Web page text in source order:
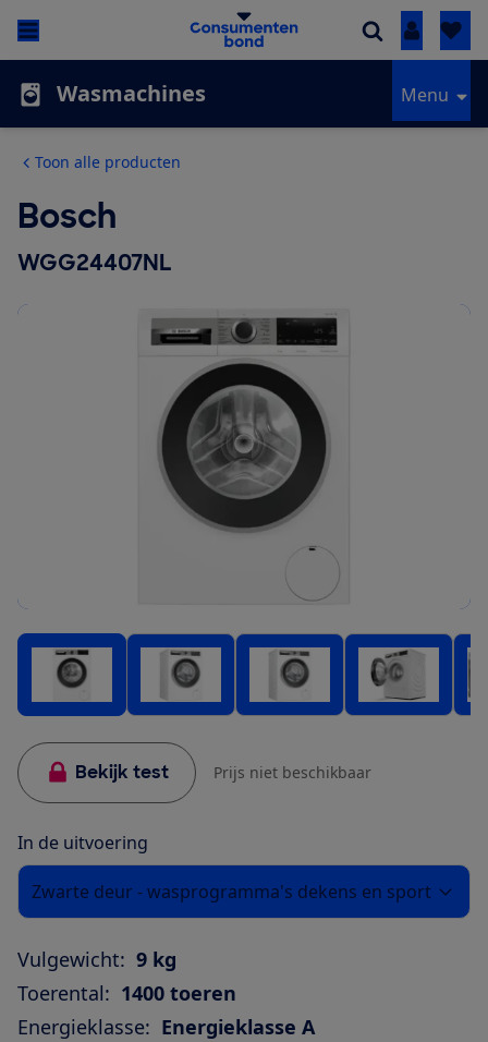
Inloggen
Wasmachines Menu
Toon alle producten
Bosch
WGG24407NL
Bekijk test Prijs niet beschikbaar
In de uitvoering
Zwarte deur - wasprogramma's dekens en sport
Vulgewicht: 9 kg
Toerental: 1400 toeren
Energieklasse: Energieklasse A